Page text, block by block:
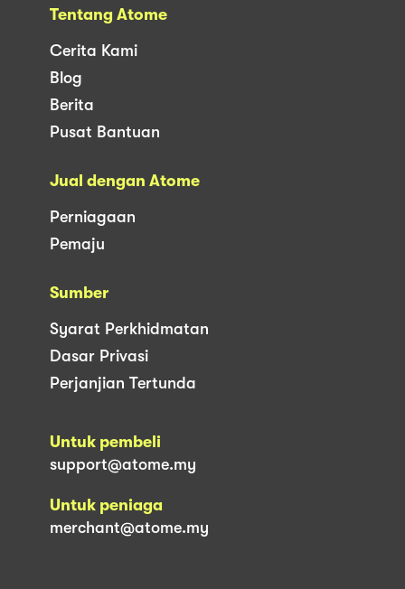
Tentang Atome
Cerita Kami
Blog
Berita
Pusat Bantuan
Jual dengan Atome
Perniagaan
Pemaju
Sumber
Syarat Perkhidmatan
Dasar Privasi
Perjanjian Tertunda
Untuk pembeli
support@atome.my
Untuk peniaga
merchant@atome.my